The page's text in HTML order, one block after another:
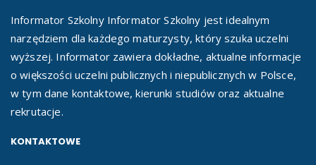
Informator Szkolny Informator Szkolny jest idealnym
narzędziem dla każdego maturzysty, który szuka uczelni
wyższej. Informator zawiera dokładne, aktualne informacje
o większości uczelni publicznych i niepublicznych w Polsce,
w tym dane kontaktowe, kierunki studiów oraz aktualne
rekrutacje.
KONTAKTOWE